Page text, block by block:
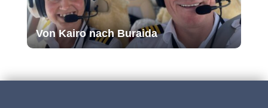
Von Kairo nach Buraida